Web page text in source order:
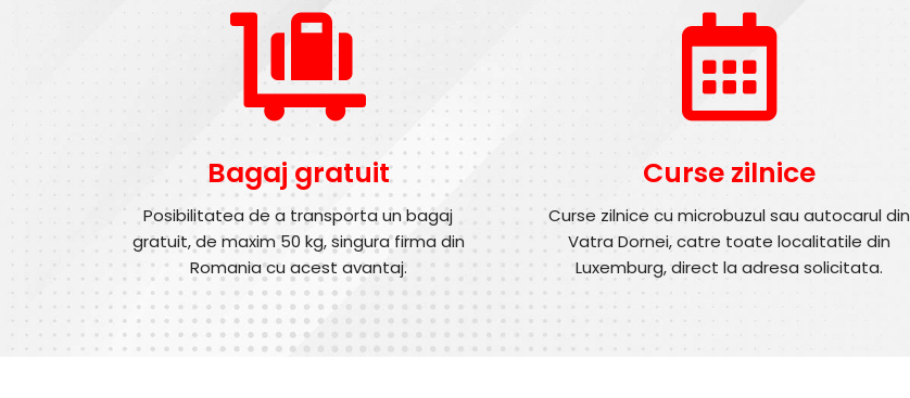
Bagaj gratuit
Posibilitatea de a transporta un bagaj
gratuit, de maxim 50 kg, singura firma din
Romania cu acest avantaj.
Curse zilnice
Curse zilnice cu microbuzul sau autocarul din
Vatra Dornei, catre toate localitatile din
Luxemburg, direct la adresa solicitata.